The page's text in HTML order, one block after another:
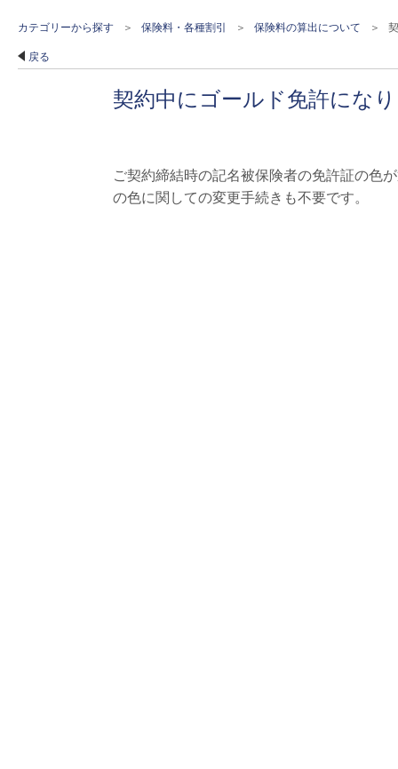
カテゴリーから探す > 保険料・各種割引 > 保険料の算出について >
戻る
契約中にゴールド免許にな
ご契約締結時の記名被保険者の免許証の色
の色に関しての変更手続きも不要です。